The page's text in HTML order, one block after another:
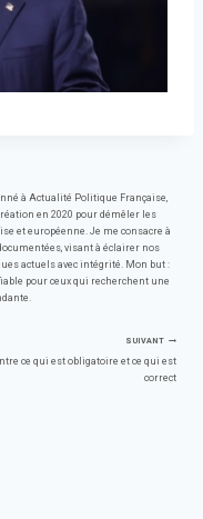
à Actualité Politique Française,
en 2020 pour démêler les
et européenne. Je me consacre à
visant à éclairer nos
actuels avec intégrité. Mon but :
pour ceux qui recherchent une
SUIVANT
ce qui est obligatoire et ce qui est
correct